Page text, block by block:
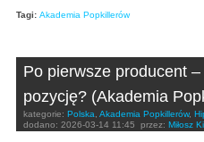
Tagi: Akademia Popkillerów
Po pierwsze producent
pozycję? (Akademia
kategorie: Polska Akademia Popkillerów,
dodano: 2026-03-14 11:45 przez: Miłosz